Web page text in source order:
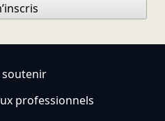
soutenir
professionnels